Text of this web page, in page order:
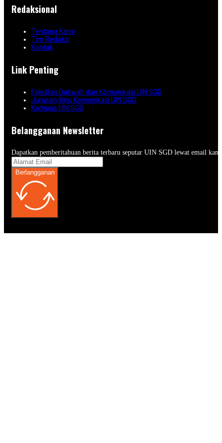
Redaksional
Tentang Kami
Tim Redaksi
Kontak
Link Penting
Fakultas Dakwah dan Komunikasi UIN SGD
Jurusan Ilmu Komunikasi UIN SGD
Kampus UIN SGD
Belangganan Newsletter
Dapatkan pemberitahuan berita terbaru seputar UIN SGD lewat email
Berlangganan